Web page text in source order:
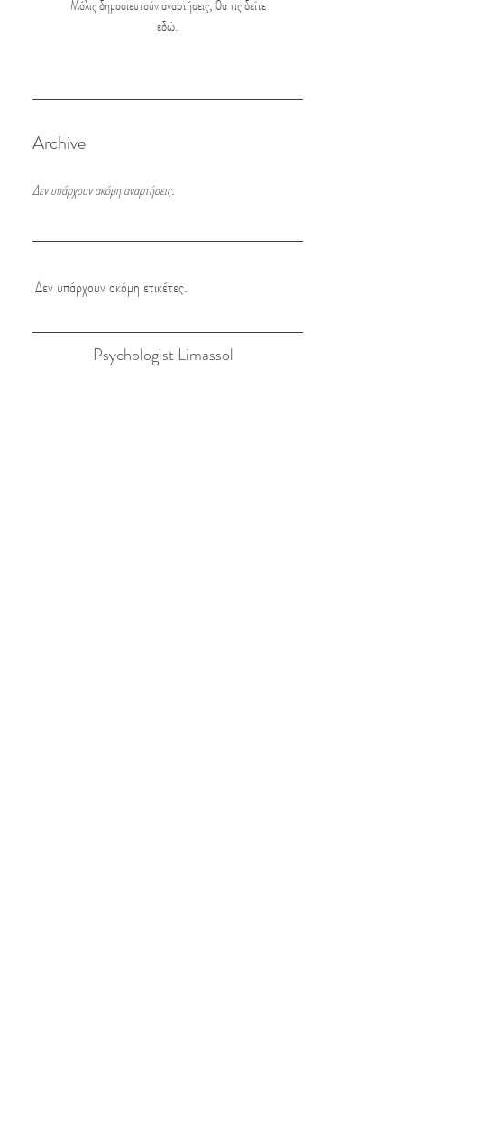
Μόλις δημοσιευτούν αναρτήσεις, θα τις δείτε
εδώ.
Archive
Δεν υπάρχουν ακόμη αναρτήσεις.
Δεν υπάρχουν ακόμη ετικέτες.
Psychologist Limassol